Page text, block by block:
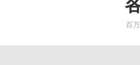
百